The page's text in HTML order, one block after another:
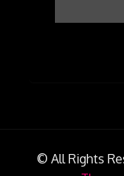
© All Rights